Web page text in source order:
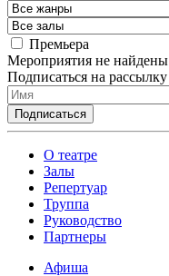
Премьера
Мероприятия не найдены
Подписаться на рассылку
О театре
Залы
Репертуар
Труппа
Руководство
Партнеры
Афиша